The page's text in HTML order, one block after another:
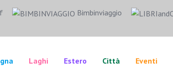
Bimbinviaggio
Laghi Estero Città Eventi